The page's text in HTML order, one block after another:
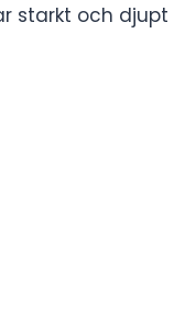
starkt och djupt